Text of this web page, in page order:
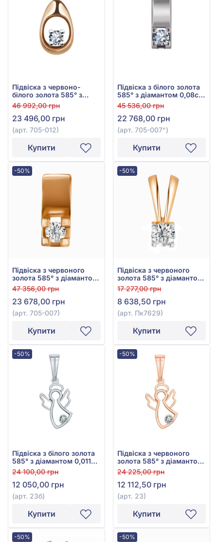
Підвіска з червоно-
білого золота 585° з
діамантом 0,08ct, арт.
705-012
46 992,00 грн
23 496,00 грн
(арт. 705-012)
Купити
Підвіска з білого золота
585° з діамантом 0,08ct,
арт. 705-007
45 536,00 грн
22 768,00 грн
(арт. 705-007^)
Купити
-50%
Підвіска з червоного
золота 585° з діамантом
0,08ct, арт. 705-007
47 356,00 грн
23 678,00 грн
(арт. 705-007)
Купити
-50%
Підвіска з червоного
золота 585° з діамантом
0,08ct, арт. Пк7629
17 277,00 грн
8 638,50 грн
(арт. Пк7629)
Купити
-50%
Підвіска з білого золота
585° з діамантом 0,011ct,
арт. 23б
24 100,00 грн
12 050,00 грн
(арт. 23б)
Купити
-50%
Підвіска з червоного
золота 585° з діамантом
0,012ct, арт. 23
24 225,00 грн
12 112,50 грн
(арт. 23)
Купити
-50% -50%